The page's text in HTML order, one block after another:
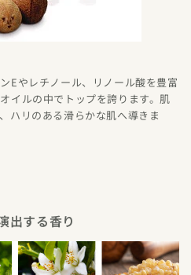
Eやレチノール、リノール酸を豊富
イルの中でトップを誇ります。肌
ハリのある滑らかな肌へ導きま
出する香り